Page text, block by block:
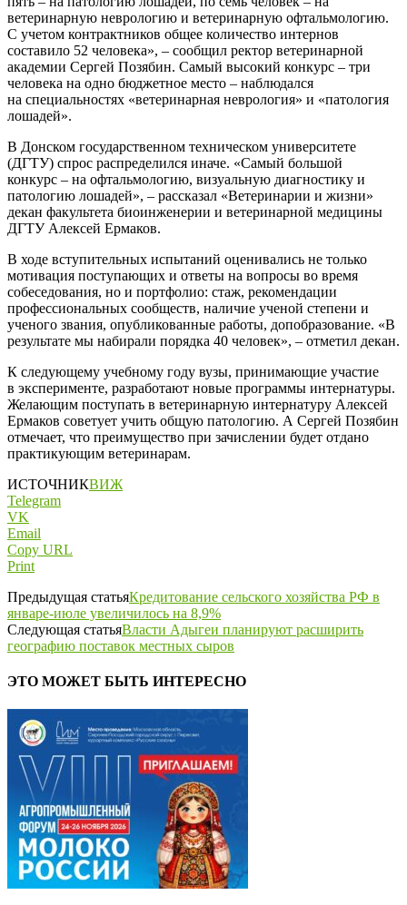
ветеринарную неврологию и ветеринарную офтальмологию.
С учетом контрактников общее количество интернов
составило 52 человека», – сообщил ректор ветеринарной
академии Сергей Позябин. Самый высокий конкурс – три
человека на одно бюджетное место – наблюдался
на специальностях «ветеринарная неврология» и «патология
лошадей».
В Донском государственном техническом университете
(ДГТУ) спрос распределился иначе. «Самый большой
конкурс – на офтальмологию, визуальную диагностику и
патологию лошадей», – рассказал «Ветеринарии и жизни»
декан факультета биоинженерии и ветеринарной медицины
ДГТУ Алексей Ермаков.
В ходе вступительных испытаний оценивались не только
мотивация поступающих и ответы на вопросы во время
собеседования, но и портфолио: стаж, рекомендации
профессиональных сообществ, наличие ученой степени и
ученого звания, опубликованные работы, допобразование. «В
результате мы набирали порядка 40 человек», – отметил декан.
К следующему учебному году вузы, принимающие участие
в эксперименте, разработают новые программы интернатуры.
Желающим поступать в ветеринарную интернатуру Алексей
Ермаков советует учить общую патологию. А Сергей Позябин
отмечает, что преимущество при зачислении будет отдано
практикующим ветеринарам.
ИСТОЧНИКВИЖ
Telegram
VK
Email
Copy URL
Print
Предыдущая статьяКредитование сельского хозяйства РФ в
январе-июле увеличилось на 8,9%
Следующая статьяВласти Адыгеи планируют расширить
географию поставок местных сыров
ЭТО МОЖЕТ БЫТЬ ИНТЕРЕСНО